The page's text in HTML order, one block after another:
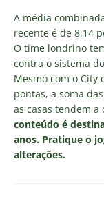
A média
recente é de 8,14
O time londrino
contra o sistema
Mesmo com o
pontas, a soma
as casas tendem
conteúdo é
anos. Pratique o
alterações.